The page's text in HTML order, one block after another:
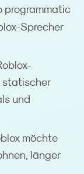
programmatic
Sprecher
statischer
und
möchte
länger